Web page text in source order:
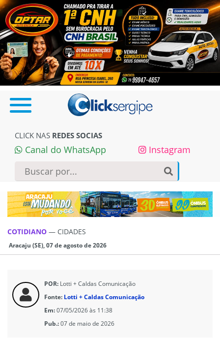
CLICK NAS REDES SOCIAS
Canal do WhatsApp Instagram
COTIDIANO — CIDADES
Aracaju (SE), 07 de agosto de 2026
POR: Lotti + Caldas Comunicação
Fonte: Lotti + Caldas Comunicação
Em:07/05/2026 às 11:38
Pub.:07 de maio de 2026